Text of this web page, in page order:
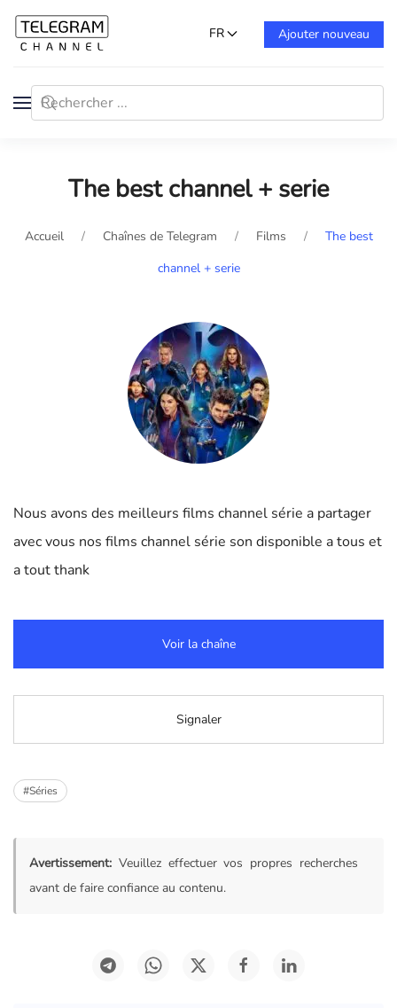
FR Ajouter nouveau
The best channel + serie
Accueil Chaînes de Telegram Films
The best
channel + serie
Nous avons des meilleurs films channel série a partager
avec vous nos films channel série son disponible a tous et
a tout thank
Voir la chaîne
Signaler
#Séries
Avertissement: Veuillez effectuer vos propres recherches
avant de faire confiance au contenu.